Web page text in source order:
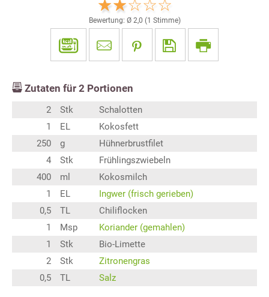
Bewertung: Ø 2,0 (1 Stimme)
Zutaten für 2 Portionen
2 Stk
Schalotten
1
EL
Kokosfett
250
g
Hühnerbrustfilet
4
Stk
Frühlingszwiebeln
400
ml
Kokosmilch
1
EL
Ingwer (frisch gerieben)
0,5
TL
Chiliflocken
1
Msp
Koriander (gemahlen)
1
Stk
Bio-Limette
2
Stk
Zitronengras
0,5
TL Salz